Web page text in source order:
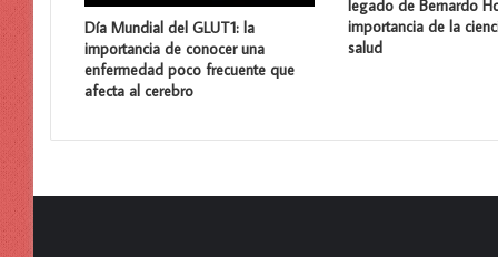
Día Mundial del GLUT1: la
importancia de conocer una
enfermedad poco frecuente que
afecta al cerebro
legado de Bernardo
importancia de la
salud